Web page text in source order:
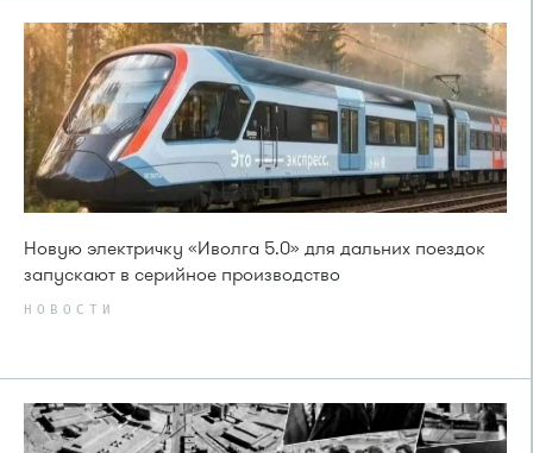
Новую электричку «Иволга 5.0» для дальних поездок
запускают в серийное производство
НОВОСТИ